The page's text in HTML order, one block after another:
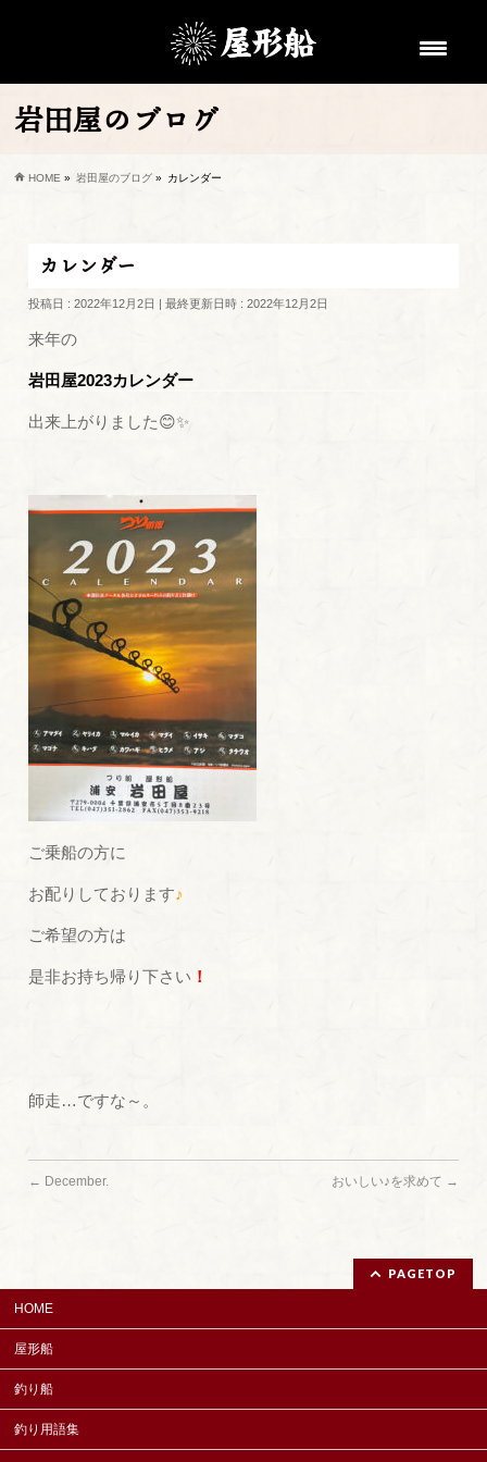
岩田屋のブログ
HOME » 岩田屋のブログ » カレンダー
カレンダー
投稿日 : 2022年12月2日 最終更新日時 : 2022年12月2日
来年の
岩田屋2023カレンダー
出来上がりました😊✨
ご乗船の方に
お配りしております♪
ご希望の方は
是非お持ち帰り下さい ！
師走…ですな～。
← December. おいしい♪を求めて →
PAGETOP
HOME
屋形船
釣り船
釣り用語集